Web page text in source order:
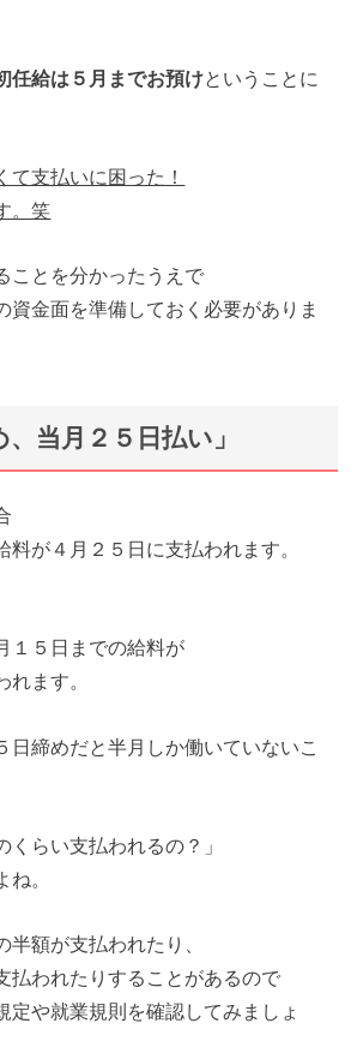
任給は５月までお預けということに
て支払いに困った！
。笑
ことを分かったうえで
資金面を準備しておく必要がありま
、当月２５日払い」
料が４月２５日に支払われます。
１５日までの給料が
れます。
日締めだと半月しか働いていないこ
くらい支払われるの？」
ね。
半額が支払われたり、
払われたりすることがあるので
定や就業規則を確認してみましょ